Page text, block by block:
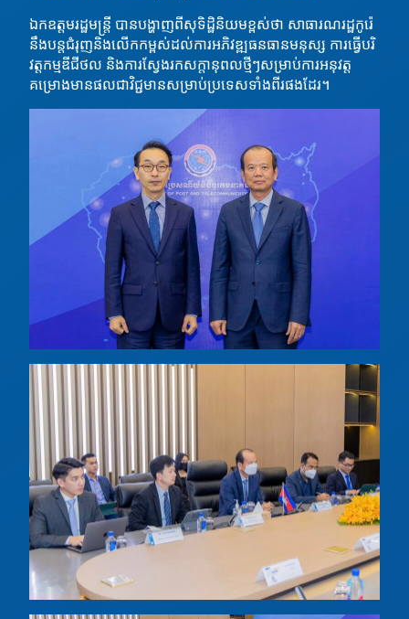
ឯកឧត្ដមរដ្ឋមន្រ្តី​ បានបង្ហាញពីសុទិដ្ឋិនិយមខ្ពស់ថា សាធារណរដ្ឋកូរ៉េ
នឹងបន្តជំរុញនិងលើកកម្ពស់ដល់ការអភិវឌ្ឍធនធានមនុស្ស ការធ្វើបរិ
វត្តកម្មឌីជីថល និងការស្វែងរកសក្តានុពលថ្មីៗសម្រាប់ការអនុវត្ត
គម្រោងមានផលជាវិជ្ជមានសម្រាប់ប្រទេសទាំងពីរផងដែរ។